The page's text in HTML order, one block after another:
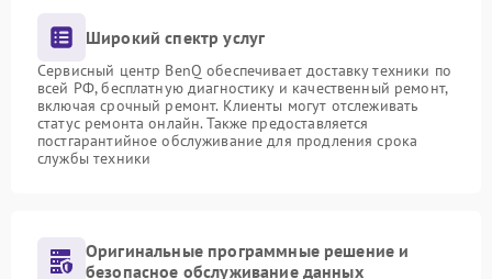
Широкий спектр услуг
Сервисный центр BenQ обеспечивает доставку техники по
всей РФ, бесплатную диагностику и качественный ремонт,
включая срочный ремонт. Клиенты могут отслеживать
статус ремонта онлайн. Также предоставляется
постгарантийное обслуживание для продления срока
службы техники
Оригинальные программные решение и
безопасное обслуживание данных